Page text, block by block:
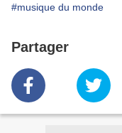
#musique du monde
Partager